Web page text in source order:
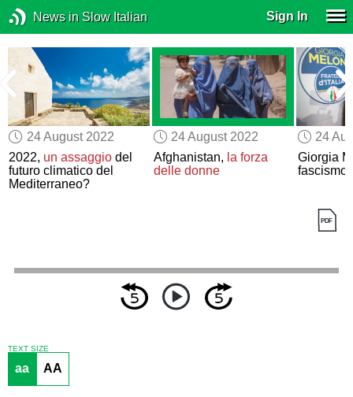
News in Slow Italian Sign In
24 August 2022
2022, un assaggio del
futuro climatico del
Mediterraneo?
24 August 2022
Afghanistan, la forza
delle donne
24
Giorgia
fascismo
TEXT SIZE
aa AA